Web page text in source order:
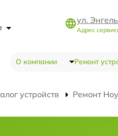
ул.
Адрес
О компании Ремонт
устройств Ремонт